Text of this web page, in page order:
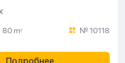
80 m2 № 10118